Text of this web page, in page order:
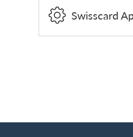
Swisscard
Footer